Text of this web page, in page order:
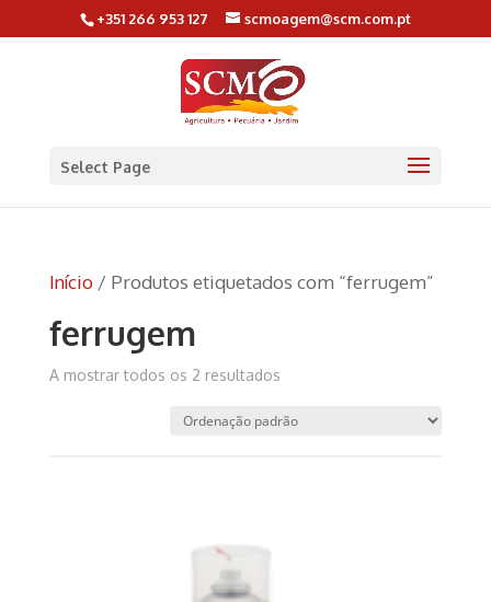
+351 266 953 127 scmoagem@scm.com.pt
Select Page
Início/ Produtos etiquetados com “ferrugem”
ferrugem
A mostrar todos os 2 resultados